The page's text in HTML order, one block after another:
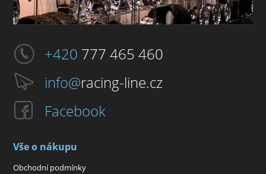
+420 777 465 460
info@racing-line.cz
Facebook
Vše o nákupu
Obchodní podmínky